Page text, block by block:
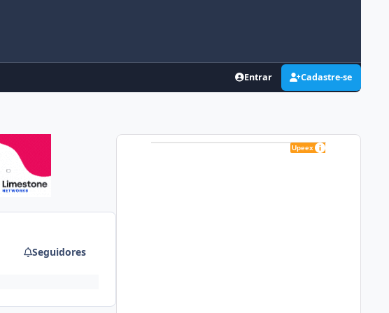
Entrar Cadastre-se
Seguidores